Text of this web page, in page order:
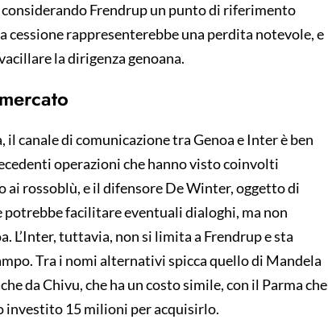
Frendrup un punto di riferimento
rappresenterebbe una perdita notevole, e
la dirigenza genoana.
canale di comunicazione tra Genoa e Inter è ben
operazioni che hanno visto coinvolti
rossoblù, e il difensore De Winter, oggetto di
facilitare eventuali dialoghi, ma non
L’Inter, tuttavia, non si limita a Frendrup e sta
Tra i nomi alternativi spicca quello di Mandela
da Chivu, che ha un costo simile, con il Parma che
investito 15 milioni per acquisirlo.